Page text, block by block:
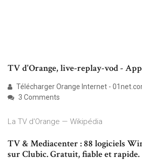
TV d'Orange, live-replay-vod -
Télécharger Orange Internet -
3 Comments
La TV d'Orange — Wikipédia
TV & Mediacenter : 88 logiciels
sur Clubic. Gratuit, fiable et rapide.